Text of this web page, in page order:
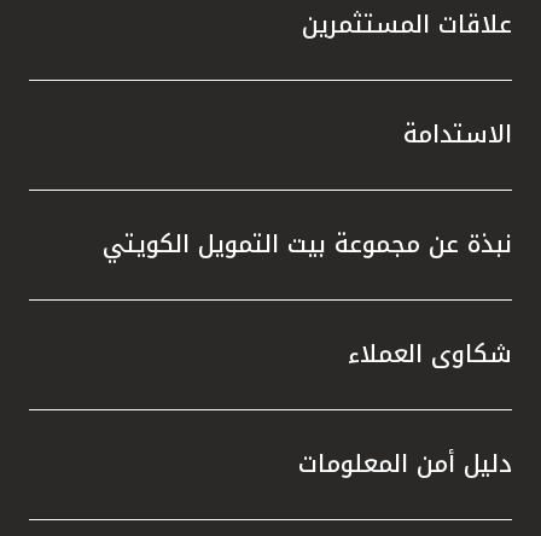
علاقات المستثمرين
الاستدامة
نبذة عن مجموعة بيت التمويل الكويتي
شكاوى العملاء
دليل أمن المعلومات